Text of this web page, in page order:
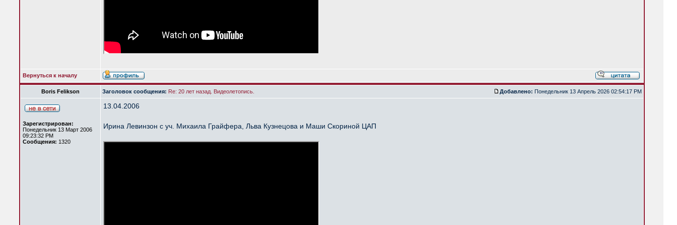
Вернуться к началу
Boris Felikson Заголовок сообщения: Re: 20 лет назад. Видеолетопись. Добавлено: Понедельник 13 Апрель 2026 02:54:17 PM
Зарегистрирован:
Понедельник 13 Март 2006
09:23:32 PM
Сообщения: 1320
13.04.2006
Ирина Левинзон с уч. Михаила Грайфера, Льва Кузнецова и Маши Скориной ЦАП